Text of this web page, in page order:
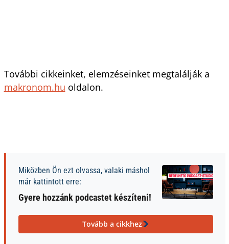
További cikkeinket, elemzéseinket megtalálják a
makronom.hu oldalon.
Miközben Ön ezt olvassa, valaki máshol
már kattintott erre:
Gyere hozzánk podcastet készíteni!
Tovább a cikkhez